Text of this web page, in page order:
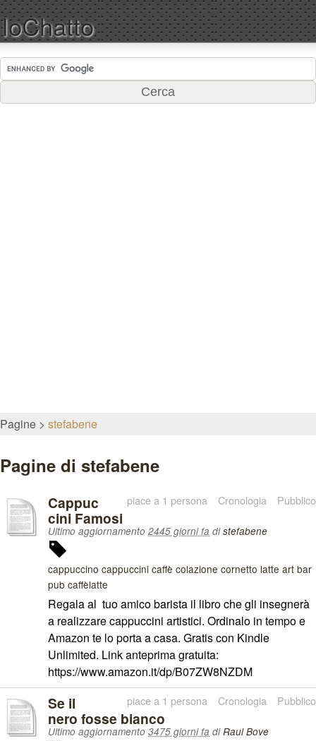
IoChatto
Pagine stefabene
Pagine di stefabene
Pubblico
Cronologia
piace a 1 persona
Cappuc
cini Famosi
Ultimo aggiornamento 2445 giorni fa distefabene
cappuccino cappuccini caffè colazione cornetto latte art bar
pub caffèlatte
Regala al tuo amico barista il libro che gli insegnerà
a realizzare cappuccini artistici. Ordinalo in tempo e
Amazon te lo porta a casa. Gratis con Kindle
Unlimited. Link anteprima gratuita:
https://www.amazon.it/dp/B07ZW8NZDM
Pubblico
Cronologia
piace a 1 persona
Se il
nero fosse bianco
Ultimo aggiornamento 3475 giorni fa diRaul Bove